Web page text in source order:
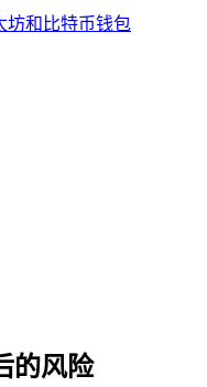
的风险